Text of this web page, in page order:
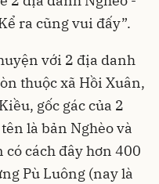
ra cũng vui đấy”.
với 2 địa danh
thuộc xã Hồi Xuân,
gốc gác của 2
là bản Nghèo và
cách đây hơn 400
Pù Luông (nay là